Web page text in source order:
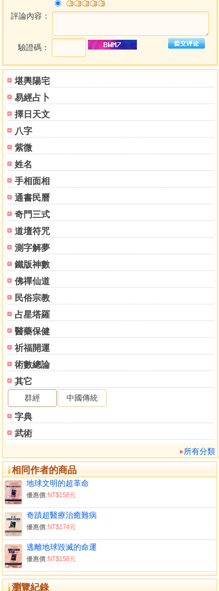
堪輿陽宅
易經占卜
擇日天文
八字
紫微
姓名
手相面相
通書民曆
奇門三式
道壇符咒
測字解夢
鐵版神數
佛禪仙道
民俗宗教
占星塔羅
醫藥保健
祈福開運
術數總論
其它
群經 中國傳統
字典
武術
所有分類
相同作者的商品
地球文明的超革命
優惠價: NT$158元
奇蹟超醫療治癒難病
優惠價: NT$174元
逃離地球毀滅的命運
優惠價: NT$158元
瀏覽紀錄
第一章 夢想的超技術，常溫超電導材料開發出來了
吸收宇宙能量的常溫超電導材料
地球規模的超能源革命已經開始了
因為發現歷史性的超電導現象而得到諾貝爾奬
日本人大西義弘開發常溫超電導材料
經由各實驗證明其『電阻為零』
人類永久的夢想，常溫超電導材料的神奇用途
超電導的四大條件
現在在市場上使用常溫電導材料的商品
電力儲藏裝置『 REPS』的劃時代五大優點
使電費為零的超電導太陽能發電系統
輕量且強力的超電導馬達
節省能源、能增進健康的超電導面狀加熱系統
不需要充電的超電導電動車
能夠一奔馳的『 REPS』搭載超電導電動車
暗示宇宙能量時代到來的大西義弘的貢獻
第二章 代替石油、核能的宇宙能量
解決能源問題及環境問題的宇宙能量
充滿宇宙空間的超微粒子、宇宙能量
現代科學無法檢測宇宙能量的理由
氣功的「氣」也是宇宙能量
到目前為止開發出來的宇宙能量發電機
宇宙能量發電機的原理
決定能源政策轉換的「影子世界政府」
現代科學出現大改變，基礎瓦解
第三章 保護地球的超燃燒裝置「RBT」革命已經開始了
宇宙能量不只能為電能而已
產生普通熱量五倍以上熱量的酒精燃燒裝置
為什麼要使用生物能量當成燃料
「RBT」對地球環境問題掀起一大革命
發熱為汽油兩倍以上的酒精
人類的佳音，能夠消除二氯二氟甲烷氣體所帶來的公告
掀起能源革命的「RBT」的六大優點
能應用於各範圍的「RBT」
展開「RBT」的事業
消除車子排放廢氣公害的具體對策
開發大幅度改善汽車燃料消費迕裝置的守田芳佑
「MIGHTRON」的秘密在於磁石與發振器
第四章 塑膠瞬間成為燈油的油化還原裝置
地球規模的難題，廢塑膠處理
開發廢棄塑膠革新的處理技術
達到九十％以上垃圾減量化的安來市
瞬間化為燈油的秘密在於「化學反應堂」
經由成分分析而瞭解技術的獨特性
油化還原裝置的關鍵在於「宇宙能量反應」
評論內容：
驗證碼：